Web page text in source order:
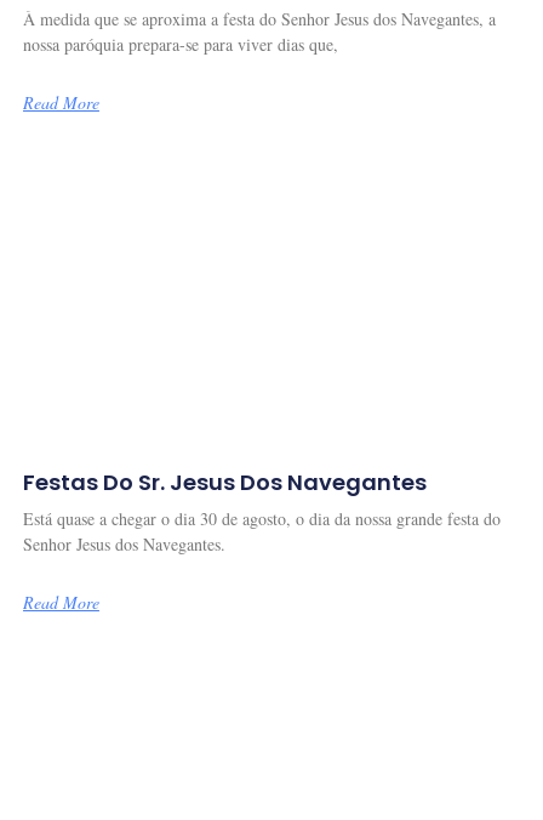
À medida que se aproxima a festa do Senhor Jesus dos Navegantes, a
nossa paróquia prepara-se para viver dias que,
Read More
Festas Do Sr. Jesus Dos Navegantes
Está quase a chegar o dia 30 de agosto, o dia da nossa grande festa do
Senhor Jesus dos Navegantes.
Read More